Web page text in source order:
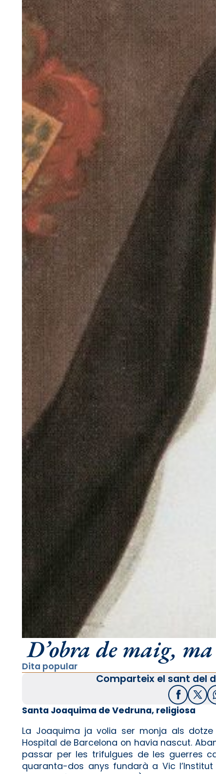
D’obra de maig,
Dita popular
Comparteix el sant del
X /
Santa Joaquima de Vedruna, religiosa
La Joaquima ja volia ser monja als
Hospital de Barcelona on havia nascut.
passar per les trifulgues de les guerres
quaranta-dos anys fundarà a Vic